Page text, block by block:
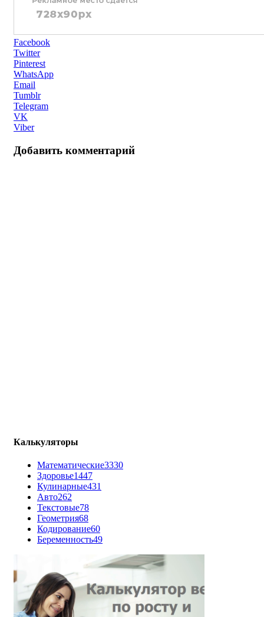
Facebook
Twitter
Pinterest
WhatsApp
Email
Tumblr
Telegram
VK
Viber
Добавить комментарий
Калькуляторы
Математические3330
Здоровье1447
Кулинарные431
Авто262
Текстовые78
Геометрия68
Кодирование60
Беременность49